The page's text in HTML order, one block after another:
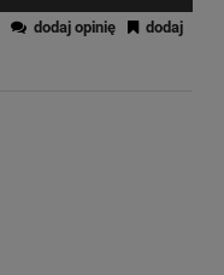
dodaj opinię
dodaj